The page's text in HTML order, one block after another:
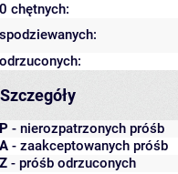
0 chętnych:
spodziewanych:
odrzuconych:
Szczegóły
P - nierozpatrzonych próśb
A - zaakceptowanych próśb
Z - próśb odrzuconych